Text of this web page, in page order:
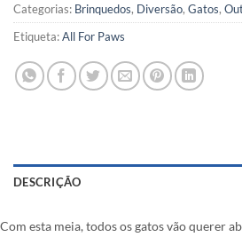
Categorias: Brinquedos, Diversão, Gatos,
Etiqueta:All For Paws
DESCRIÇÃO
Com esta meia, todos os gatos vão querer